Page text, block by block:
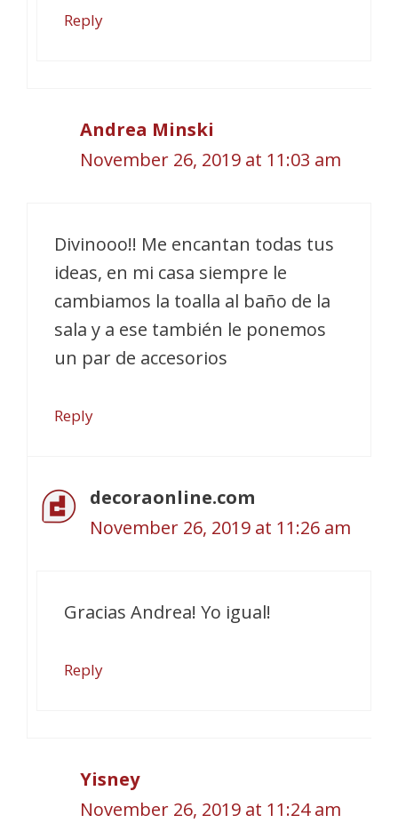
Reply
Andrea Minski
November 26, 2019 at 11:03 am
Divinooo!! Me encantan todas tus
ideas, en mi casa siempre le
cambiamos la toalla al baño de la
sala y a ese también le ponemos
un par de accesorios
Reply
decoraonline.com
November 26, 2019 at 11:26 am
Gracias Andrea! Yo igual!
Reply
Yisney
November 26, 2019 at 11:24 am